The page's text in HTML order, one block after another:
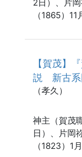
2日）、片
（1865）
【賀茂】
説 新古系
（孝久）
神主（賀茂
日）、片岡
（1823）1